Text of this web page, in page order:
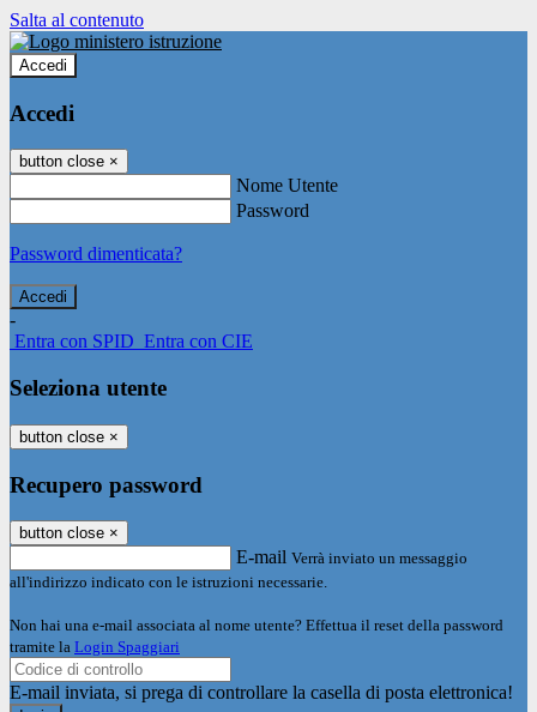
Salta al contenuto
Accedi
Accedi
button close ×
Nome Utente
Password
Password dimenticata?
-
Entra con SPID Entra con CIE
Seleziona utente
button close ×
Recupero password
button close ×
E-mail Verrà inviato un messaggio
all'indirizzo indicato con le istruzioni necessarie.
Non hai una e-mail associata al nome utente? Effettua il reset della password
tramite la Login Spaggiari
E-mail inviata, si prega di controllare la casella di posta elettronica!